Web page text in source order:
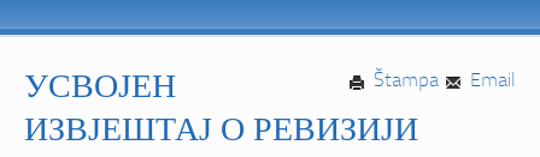
Email
Štampa
УСВОЈЕН
ИЗВЈЕШТАЈ О РЕВИЗИЈИ